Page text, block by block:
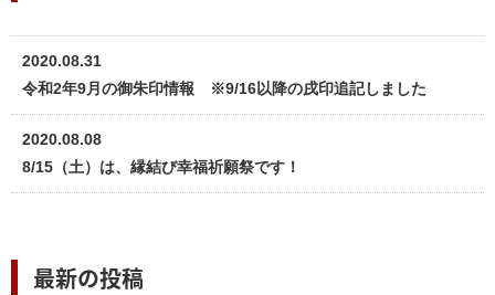
2020.08.31
令和2年9月の御朱印情報 ※9/16以降の戌印追記しました
2020.08.08
8/15（土）は、縁結び幸福祈願祭です！
最新の投稿